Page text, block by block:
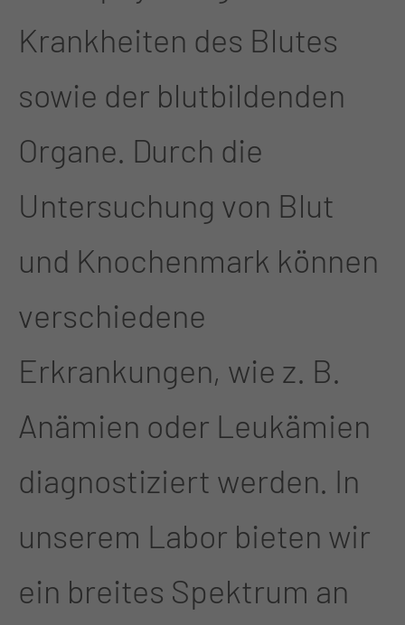
Krankheiten des Blutes
sowie der blutbildenden
Organe. Durch die
Untersuchung von Blut
und Knochenmark können
verschiedene
Erkrankungen, wie z. B.
Anämien oder Leukämien
diagnostiziert werden. In
unserem Labor bieten wir
ein breites Spektrum an